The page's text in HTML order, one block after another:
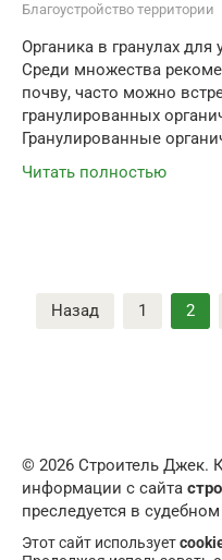
Благоустройство территории
Органика в гранулах
Среди множества
почву, часто можно
гранулированных
Гранулированные
Читать полностью
Пагинация
записей
Назад 1 2
© 2026 Строитель Джек.
информации с сайта
преследуется в
Этот сайт использует